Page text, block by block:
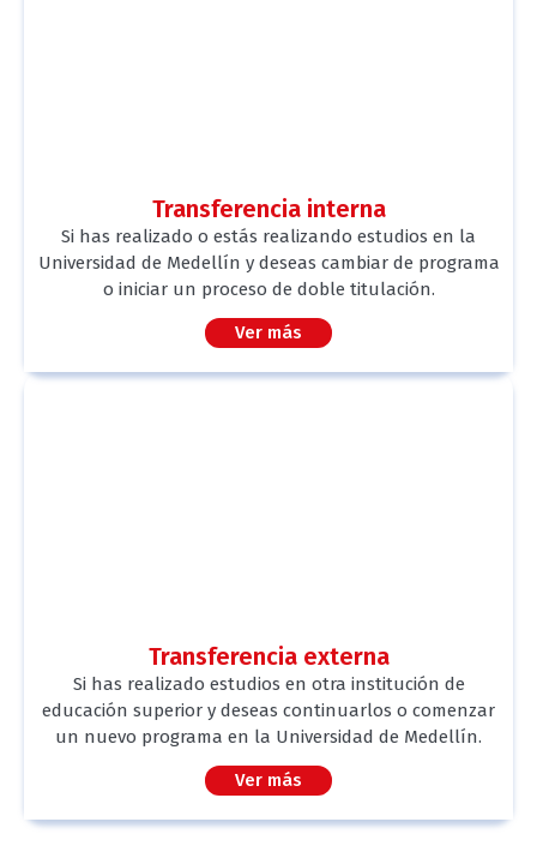
Transferencia interna
Si has realizado o estás realizando estudios en la
Universidad de Medellín y deseas cambiar de programa
o iniciar un proceso de doble titulación.
Ver más
Transferencia externa
Si has realizado estudios en otra institución de
educación superior y deseas continuarlos o comenzar
un nuevo programa en la Universidad de Medellín.
Ver más